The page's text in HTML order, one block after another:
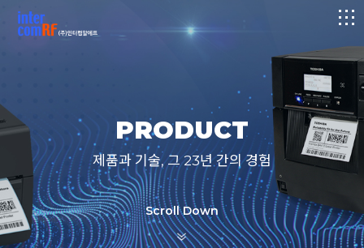
logo
PRODUCT
제품과 기술, 그 23년 간의 경험
Scroll Down